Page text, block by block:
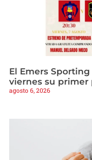
El Emers
viernes su primer
agosto 6, 2026